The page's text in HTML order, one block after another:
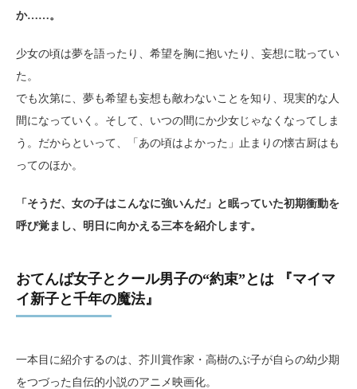
か……。
少女の頃は夢を語ったり、希望を胸に抱いたり、妄想に耽ってい
た。
でも次第に、夢も希望も妄想も敵わないことを知り、現実的な人
間になっていく。そして、いつの間にか少女じゃなくなってしま
う。だからといって、「あの頃はよかった」止まりの懐古厨はも
ってのほか。
「そうだ、女の子はこんなに強いんだ」と眠っていた初期衝動を
呼び覚まし、明日に向かえる三本を紹介します。
おてんば女子とクール男子の“約束”とは 『マイマ
イ新子と千年の魔法』
一本目に紹介するのは、芥川賞作家・高樹のぶ子が自らの幼少期
をつづった自伝的小説のアニメ映画化。